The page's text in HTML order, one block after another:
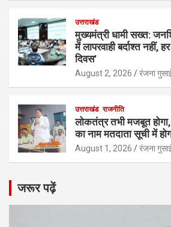
उत्तराखंड
मुख्यमंत्री धामी सख्त:
में लापरवाही बर्दाश्त नहीं,
दिवस’
August 2, 2026 रंजना
उत्तराखंड राजनीति
लोकतंत्र तभी मजबूत
का नाम मतदाता सूची में
August 1, 2026 रंजना
जरूर पढ़ें